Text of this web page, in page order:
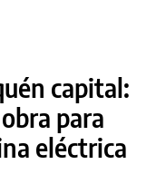
capital:
para
eléctrica